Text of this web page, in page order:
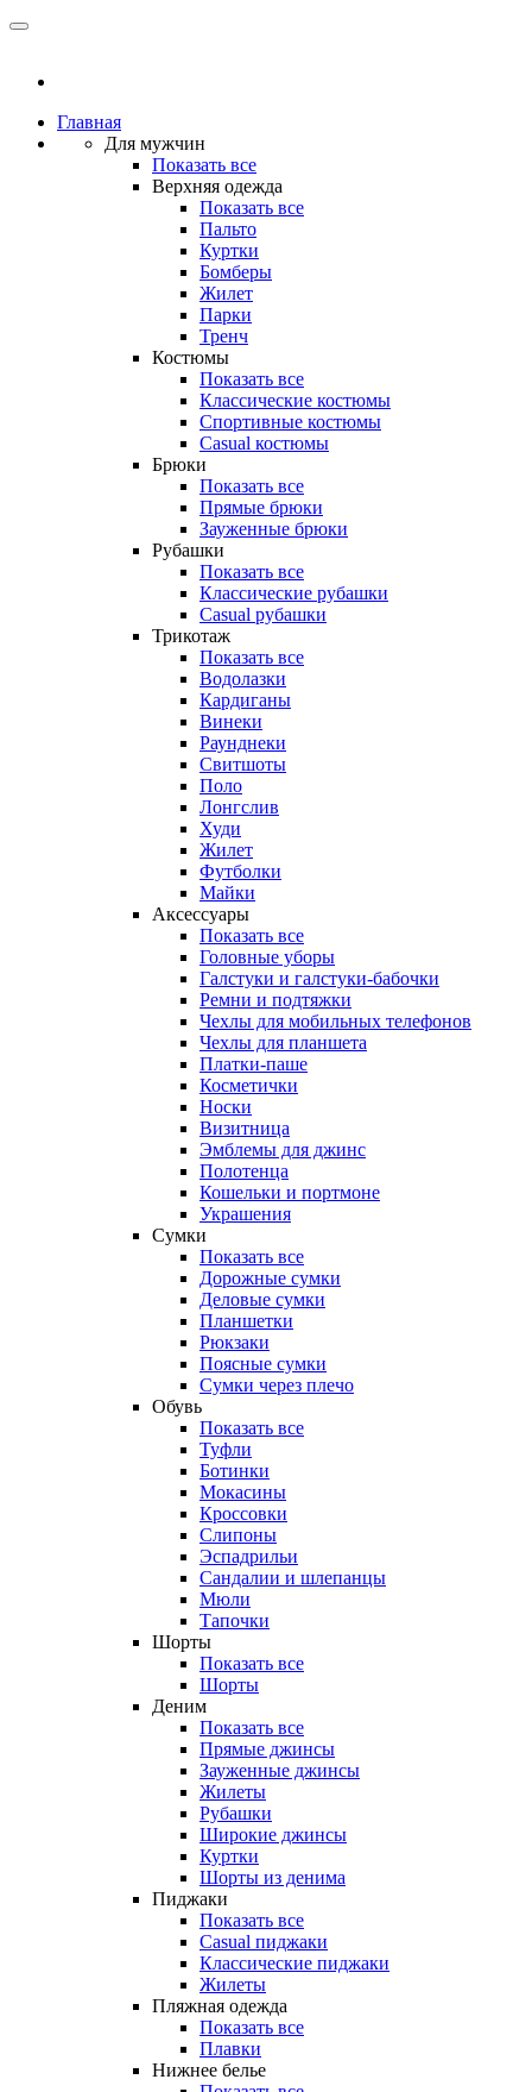
Главная
Для мужчин
Показать все
Верхняя одежда
Показать все
Пальто
Куртки
Бомберы
Жилет
Парки
Тренч
Костюмы
Показать все
Классические костюмы
Спортивные костюмы
Casual костюмы
Брюки
Показать все
Прямые брюки
Зауженные брюки
Рубашки
Показать все
Классические рубашки
Casual рубашки
Трикотаж
Показать все
Водолазки
Кардиганы
Винеки
Раунднеки
Свитшоты
Поло
Лонгслив
Худи
Жилет
Футболки
Майки
Аксессуары
Показать все
Головные уборы
Галстуки и галстуки-бабочки
Ремни и подтяжки
Чехлы для мобильных телефонов
Чехлы для планшета
Платки-паше
Косметички
Носки
Визитница
Эмблемы для джинс
Полотенца
Кошельки и портмоне
Украшения
Сумки
Показать все
Дорожные сумки
Деловые сумки
Планшетки
Рюкзаки
Поясные сумки
Сумки через плечо
Обувь
Показать все
Туфли
Ботинки
Мокасины
Кроссовки
Слипоны
Эспадрильи
Сандалии и шлепанцы
Мюли
Тапочки
Шорты
Показать все
Шорты
Деним
Показать все
Прямые джинсы
Зауженные джинсы
Жилеты
Рубашки
Широкие джинсы
Куртки
Шорты из денима
Пиджаки
Показать все
Casual пиджаки
Классические пиджаки
Жилеты
Пляжная одежда
Показать все
Плавки
Нижнее белье